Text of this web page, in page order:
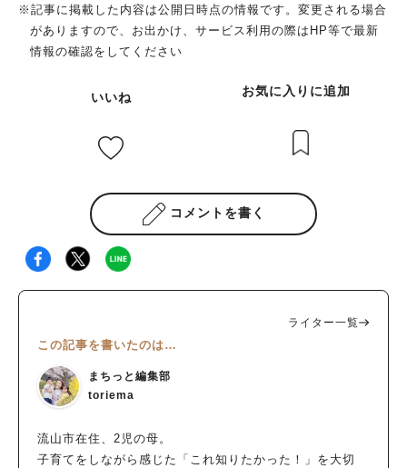
※記事に掲載した内容は公開日時点の情報です。変更される場合
がありますので、お出かけ、サービス利用の際はHP等で最新
情報の確認をしてください
いいね お気に入りに追加
コメントを書く
ライター一覧
この記事を書いたのは…
まちっと編集部
toriema
流山市在住、2児の母。
子育てをしながら感じた「これ知りたかった！」を大切